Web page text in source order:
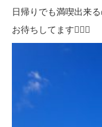
日帰りでも満喫出来
お待ちしてます👍🏾✨